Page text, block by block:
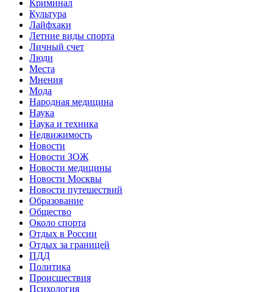
Криминал
Культура
Лайфхаки
Летние виды спорта
Личный счет
Люди
Места
Мнения
Мода
Народная медицина
Наука
Наука и техника
Недвижимость
Новости
Новости ЗОЖ
Новости медицины
Новости Москвы
Новости путешествий
Образование
Общество
Около спорта
Отдых в России
Отдых за границей
ПДД
Политика
Происшествия
Психология